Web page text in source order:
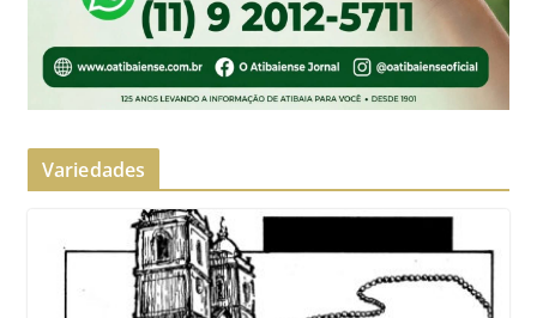
Variedades